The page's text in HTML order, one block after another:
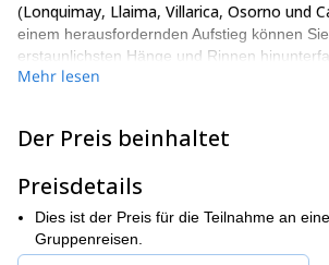
(Lonquimay, Llaima, Villarica, Osorno und
einem herausfordernden Aufstieg können
erstaunlichsten Hänge und Rinnen
erlebt haben!
gutes Fitnessniveau. Zusätzlich sind solide
und fortgeschrittene Skifahrfähigkeiten
Ich passe die Reiseroute an das Niveau der
mich mit Anfragen zu kontaktieren, die Sie
Ich werde mein Bestes tun, um Ihre
Mehr lesen
Der Preis beinhaltet
Preisdetails
Dies ist der Preis für die Teilnahme an
Gruppenreisen.